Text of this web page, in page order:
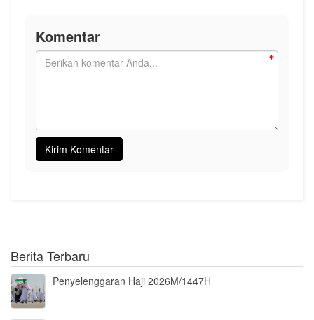
Komentar
Berita Terbaru
Penyelenggaran Haji 2026M/1447H